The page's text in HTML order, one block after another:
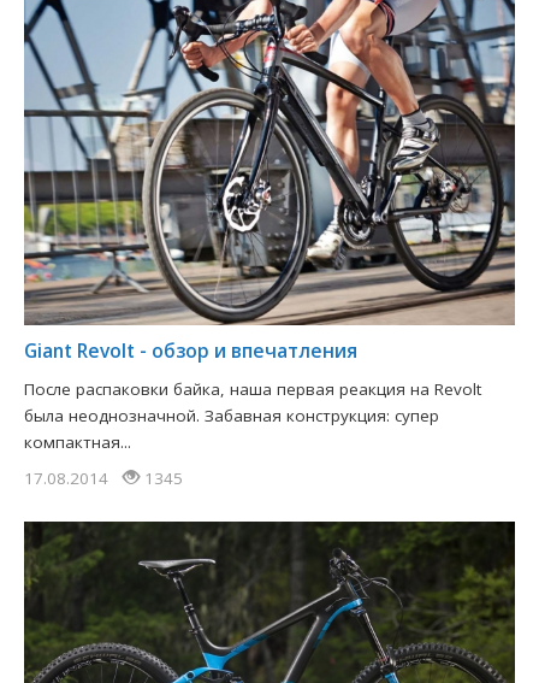
Giant Revolt - обзор и впечатления
После распаковки байка, наша первая реакция на Revolt
была неоднозначной. Забавная конструкция: супер
компактная...
17.08.2014
1345